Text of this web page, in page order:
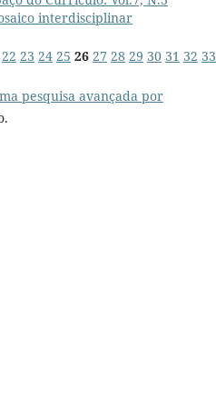
interdisciplinar
22 23 24 25 26 27 28 29 30 31 32 33
pesquisa avançada por